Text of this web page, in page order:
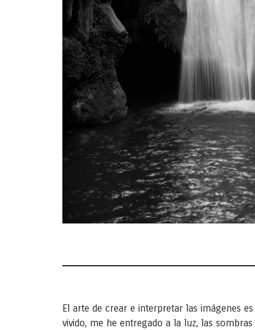
El arte de crear e interpretar las imágenes
vivido, me he entregado a la luz, las